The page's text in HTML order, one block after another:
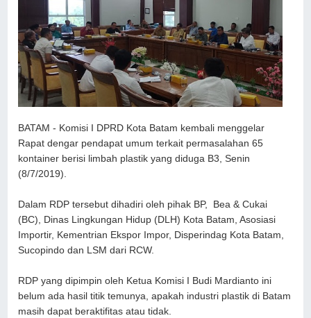
BATAM - Komisi I DPRD Kota Batam kembali menggelar
Rapat dengar pendapat umum terkait permasalahan 65
kontainer berisi limbah plastik yang diduga B3, Senin
(8/7/2019).
Dalam RDP tersebut dihadiri oleh pihak BP, Bea & Cukai
(BC), Dinas Lingkungan Hidup (DLH) Kota Batam, Asosiasi
Importir, Kementrian Ekspor Impor, Disperindag Kota Batam,
Sucopindo dan LSM dari RCW.
RDP yang dipimpin oleh Ketua Komisi I Budi Mardianto ini
belum ada hasil titik temunya, apakah industri plastik di Batam
masih dapat beraktifitas atau tidak.